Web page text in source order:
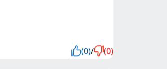
(0)/ (0)